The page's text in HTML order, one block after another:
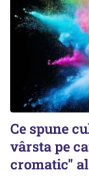
Ce spune
vârsta pe
cromatic"